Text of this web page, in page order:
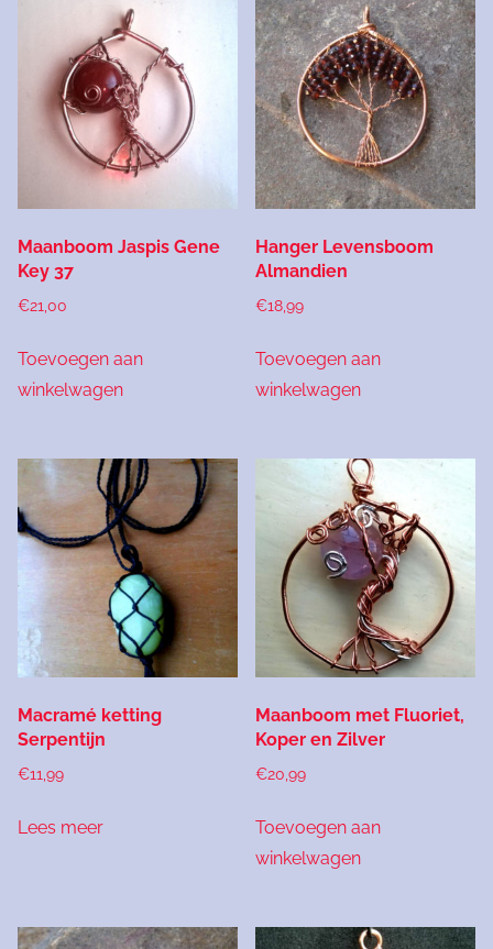
Maanboom Jaspis Gene
Key 37
€21,00
Toevoegen aan
winkelwagen
Hanger Levensboom
Almandien
€18,99
Toevoegen aan
winkelwagen
Macramé ketting
Serpentijn
€11,99
Lees meer
Maanboom met Fluoriet,
Koper en Zilver
€20,99
Toevoegen aan
winkelwagen